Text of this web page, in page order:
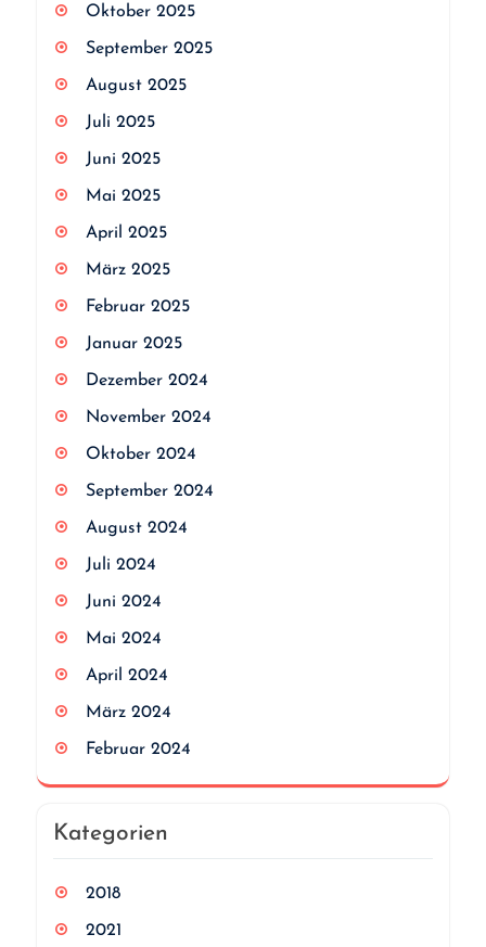
Oktober 2025
September 2025
August 2025
Juli 2025
Juni 2025
Mai 2025
April 2025
März 2025
Februar 2025
Januar 2025
Dezember 2024
November 2024
Oktober 2024
September 2024
August 2024
Juli 2024
Juni 2024
Mai 2024
April 2024
März 2024
Februar 2024
Kategorien
2018
2021